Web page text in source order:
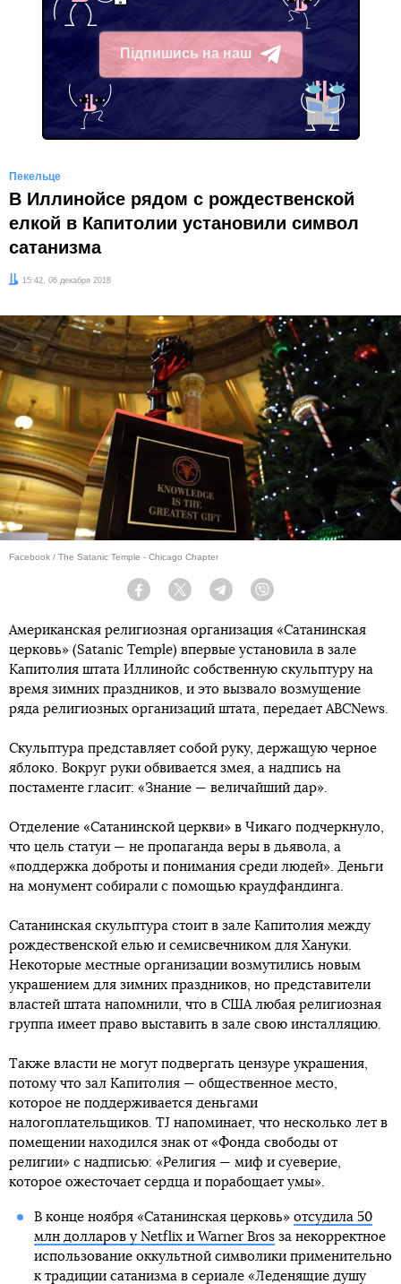
Підпишись на наш
Telegram
Пекельце
В Иллинойсе рядом с рождественской
елкой в Капитолии установили символ
сатанизма
Дата:15:42, 06 декабря 2018
Facebook / The Satanic Temple - Chicago Chapter
Facebook Twitter Telegram
Американская религиозная организация «Сатанинская
церковь» (Satanic Temple) впервые установила в зале
Капитолия штата Иллинойс собственную скульптуру на
время зимних праздников, и это вызвало возмущение
ряда религиозных организаций штата, передает ABCNews.
Скульптура представляет собой руку, держащую черное
яблоко. Вокруг руки обвивается змея, а надпись на
постаменте гласит: «Знание — величайший дар».
Отделение «Сатанинской церкви» в Чикаго подчеркнуло,
что цель статуи — не пропаганда веры в дьявола, а
«поддержка доброты и понимания среди людей». Деньги
на монумент собирали с помощью краудфандинга.
Сатанинская скульптура стоит в зале Капитолия между
рождественской елью и семисвечником для Хануки.
Некоторые местные организации возмутились новым
украшением для зимних праздников, но представители
властей штата напомнили, что в США любая религиозная
группа имеет право выставить в зале свою инсталляцию.
Также власти не могут подвергать цензуре украшения,
потому что зал Капитолия — общественное место,
которое не поддерживается деньгами
налогоплательщиков. TJ напоминает, что несколько лет в
помещении находился знак от «Фонда свободы от
религии» с надписью: «Религия — миф и суеверие,
которое ожесточает сердца и порабощает умы».
В конце ноября «Сатанинская церковь» отсудила 50
млн долларов у Netflix и Warner Brosза некорректное
использование оккультной символики применительно
к традиции сатанизма в сериале «Леденящие душу